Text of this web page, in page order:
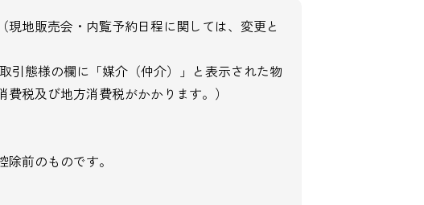
地販売会・内覧予約日程に関しては、変更と
引態様の欄に「媒介（仲介）」と表示された物
税及び地方消費税がかかります。）
前のものです。